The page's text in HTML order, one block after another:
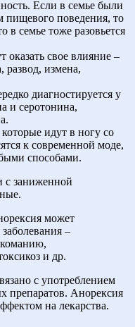
Если в семье были
пищевого поведения, то
в семье тоже разовьется
свое влияние –
развод, измена,
диагностируется у
и серотонина,
идут в ногу со
к современной моде,
способами.
с заниженной
может
–
и др.
с употреблением
препаратов. Анорексия
на лекарства.